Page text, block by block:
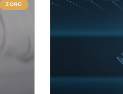
ZORG